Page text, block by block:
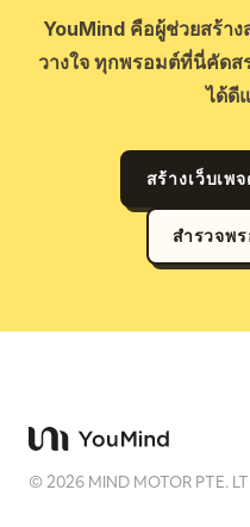
YouMind คือผู้ช่วยสร้าง
วางใจ ทุกพรอมต์ที่นี่คัดส
ได้ดี
สร้างเว็บเพ
สำรวจพ
©2026 MIND MOTOR PTE.